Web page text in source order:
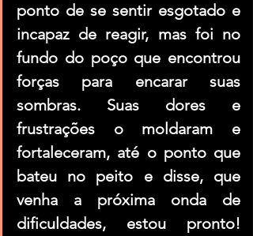
ponto de se sentir esgotado e
incapaz de reagir, mas foi no
fundo do poço que encontrou
forças para encarar suas
sombras. Suas dores e
frustrações o moldaram e
fortaleceram, até o ponto que
bateu no peito e disse, que
venha a próxima onda de
dificuldades, estou pronto!